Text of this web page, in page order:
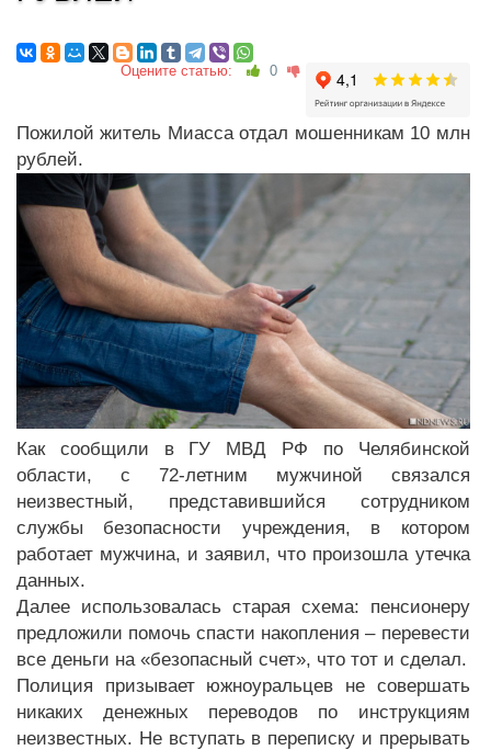
Оцените статью: 0
Пожилой житель Миасса отдал мошенникам 10 млн
рублей.
Как сообщили в ГУ МВД РФ по Челябинской
области, с 72-летним мужчиной связался
неизвестный, представившийся сотрудником
службы безопасности учреждения, в котором
работает мужчина, и заявил, что произошла утечка
данных.
Далее использовалась старая схема: пенсионеру
предложили помочь спасти накопления – перевести
все деньги на «безопасный счет», что тот и сделал.
Полиция призывает южноуральцев не совершать
никаких денежных переводов по инструкциям
неизвестных. Не вступать в переписку и прерывать